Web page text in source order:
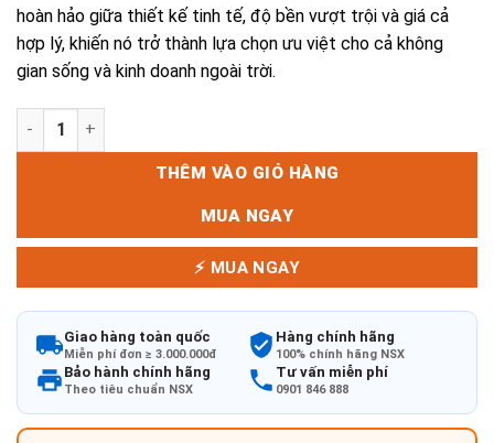
hoàn hảo giữa thiết kế tinh tế, độ bền vượt trội và giá cả
hợp lý, khiến nó trở thành lựa chọn ưu việt cho cả không
gian sống và kinh doanh ngoài trời.
Ghế khung sắt sơn tĩnh điện G138 số lượng
THÊM VÀO GIỎ HÀNG
MUA NGAY
⚡ MUA NGAY
Giao hàng toàn quốc
Miễn phí đơn ≥ 3.000.000đ
Hàng chính hãng
100% chính hãng NSX
Bảo hành chính hãng
Theo tiêu chuẩn NSX
Tư vấn miễn phí
0901 846 888